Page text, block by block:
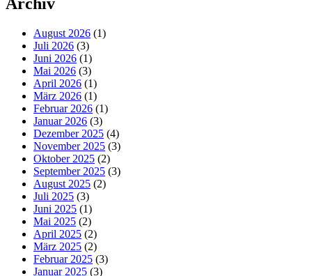
August 2026 (1)
Juli 2026 (3)
Juni 2026 (1)
Mai 2026 (3)
April 2026 (1)
März 2026 (1)
Februar 2026 (1)
Januar 2026 (3)
Dezember 2025 (4)
November 2025 (3)
Oktober 2025 (2)
September 2025 (3)
August 2025 (2)
Juli 2025 (3)
Juni 2025 (1)
Mai 2025 (2)
April 2025 (2)
März 2025 (2)
Februar 2025 (3)
Januar 2025 (3)